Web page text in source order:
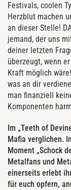
Festivals, coolen
Herzblut machen
an dieser Stelle!
jemand, der uns
deiner letzten
überzeugt, wenn
Kraft möglich
was an dir
man finanziell
Komponenten
Im „Teeth of
Mafia verglichen.
Moment „Schock
Metalfans und
einerseits erlebt
für euch opfern,